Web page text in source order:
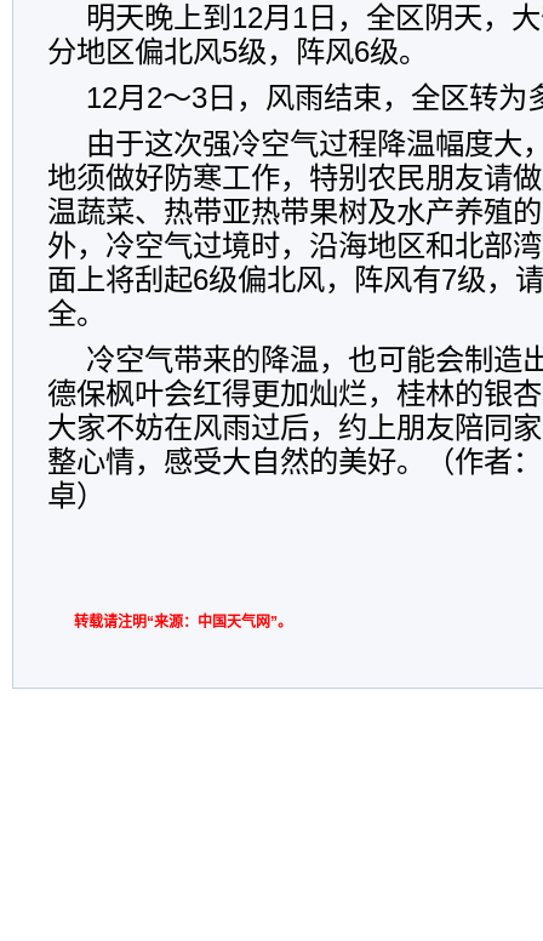
明天晚上到12月1日，全区阴天，
分地区偏北风5级，阵风6级。
12月2～3日，风雨结束，全区转为
由于这次强冷空气过程降温幅度大
地须做好防寒工作，特别农民朋友请
温蔬菜、热带亚热带果树及水产养殖
外，冷空气过境时，沿海地区和北部
面上将刮起6级偏北风，阵风有7级，
全。
冷空气带来的降温，也可能会制造
德保枫叶会红得更加灿烂，桂林的银
大家不妨在风雨过后，约上朋友陪同
整心情，感受大自然的美好。（作者
卓）
转载请注明“来源：中国天气网”。